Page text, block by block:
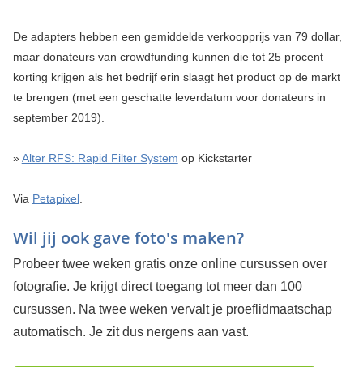
De adapters hebben een gemiddelde verkoopprijs van 79 dollar,
maar donateurs van crowdfunding kunnen die tot 25 procent
korting krijgen als het bedrijf erin slaagt het product op de markt
te brengen (met een geschatte leverdatum voor donateurs in
september 2019).
»Alter RFS: Rapid Filter System op Kickstarter
Via Petapixel.
Wil jij ook gave foto's maken?
Probeer twee weken gratis onze online cursussen over
fotografie. Je krijgt direct toegang tot meer dan 100
cursussen. Na twee weken vervalt je proeflidmaatschap
automatisch. Je zit dus nergens aan vast.